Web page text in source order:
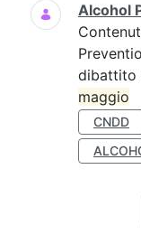
Alcohol
dibattito
maggio
CNDD